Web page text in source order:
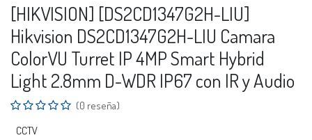
[HIKVISION] [DS2CD1347G2H-LIU]
Hikvision DS2CD1347G2H-LIU Camara
ColorVU Turret IP 4MP Smart Hybrid
Light 2.8mm D-WDR IP67 con IR y Audio
(0 reseña)
CCTV